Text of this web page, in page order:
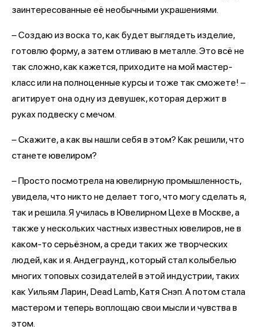
заинтересованные её необычными украшениями.
– Создаю из воска то, как будет выглядеть изделие,
готовлю форму, а затем отливаю в металле. Это всё не
так сложно, как кажется, приходите на мой мастер-
класс или на полноценные курсы и тоже так сможете! –
агитирует она одну из девушек, которая держит в
руках подвеску с мечом.
– Скажите, а как вы нашли себя в этом? Как решили, что
станете ювелиром?
– Просто посмотрела на ювелирную промышленность,
увидела, что никто не делает того, что могу сделать я,
так и решила. Я училась в Ювелирном Цехе в Москве, а
также у нескольких частных известных ювелиров, не в
каком-то серьёзном, а среди таких же творческих
людей, как и я. Андеграунд, который стал колыбелью
многих топовых созидателей в этой индустрии, таких
как Уильям Ларин, Dead Lamb, Катя Снэп. А потом стала
мастером и теперь воплощаю свои мысли и чувства в
этом.